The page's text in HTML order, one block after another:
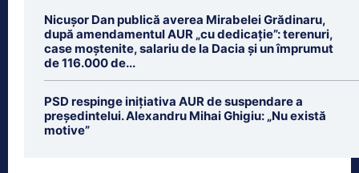
Nicușor Dan publică averea Mirabelei Grădinaru,
după amendamentul AUR „cu dedicație”: terenuri,
case moștenite, salariu de la Dacia și un împrumut
de 116.000 de...
PSD respinge inițiativa AUR de suspendare a
președintelui. Alexandru Mihai Ghigiu: „Nu există
motive”